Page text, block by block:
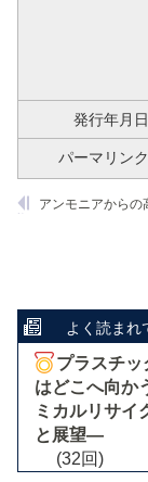
発行年月日
パーマリンク
アンモニアからの
よく読まれ
プラスチッ
はどこへ向か
ミカルリサイ
と展望―
(32回)